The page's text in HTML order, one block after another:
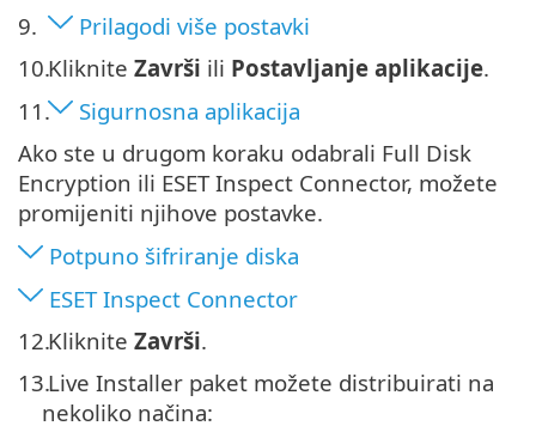
9.
Prilagodi više postavki
10.Kliknite Završi ili Postavljanje aplikacije.
11.
Sigurnosna aplikacija
Ako ste u drugom koraku odabrali Full Disk
Encryption ili ESET Inspect Connector, možete
promijeniti njihove postavke.
Potpuno šifriranje diska
ESET Inspect Connector
12.Kliknite Završi.
13.Live Installer paket možete distribuirati na
nekoliko načina: